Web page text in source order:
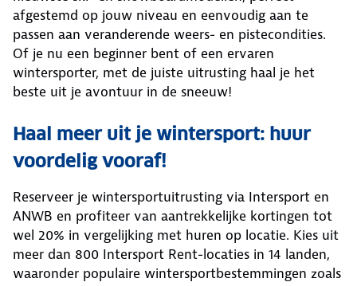
afgestemd op jouw niveau en eenvoudig aan te
passen aan veranderende weers- en pistecondities.
Of je nu een beginner bent of een ervaren
wintersporter, met de juiste uitrusting haal je het
beste uit je avontuur in de sneeuw!
Haal meer uit je wintersport: huur
voordelig vooraf!
Reserveer je wintersportuitrusting via Intersport en
ANWB en profiteer van aantrekkelijke kortingen tot
wel 20% in vergelijking met huren op locatie. Kies uit
meer dan 800 Intersport Rent-locaties in 14 landen,
waaronder populaire wintersportbestemmingen zoals